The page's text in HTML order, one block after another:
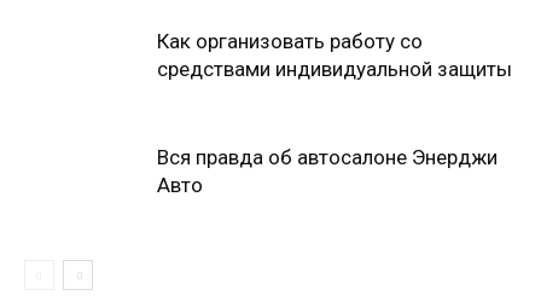
Как организовать работу со
средствами индивидуальной защиты
Вся правда об автосалоне Энерджи
Авто